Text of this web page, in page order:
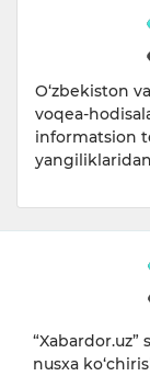
O‘zbekiston
voqea-
informatsion
nusxa